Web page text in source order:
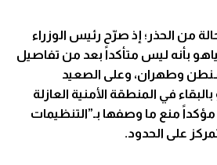
من الحذر؛ إذ صرّح رئيس الوزراء
بأنه ليس متأكداً بعد من تفاصيل
وطهران، وعلى الصعيد
في المنطقة الأمنية العازلة
مؤكداً منع ما وصفها بـ”التنظيمات
على الحدود.